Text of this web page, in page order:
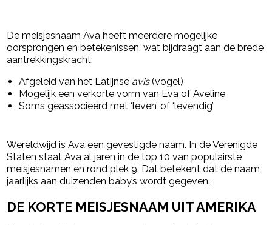
De meisjesnaam Ava heeft meerdere mogelijke
oorsprongen en betekenissen, wat bijdraagt aan de brede
aantrekkingskracht:
Afgeleid van het Latijnse avis(vogel)
Mogelijk een verkorte vorm van Eva of Aveline
Soms geassocieerd met ‘leven’ of ‘levendig’
Wereldwijd is Ava een gevestigde naam. In de Verenigde
Staten staat Ava al jaren in de top 10 van populairste
meisjesnamen en rond plek 9. Dat betekent dat de naam
jaarlijks aan duizenden baby’s wordt gegeven.
DE KORTE MEISJESNAAM UIT AMERIKA